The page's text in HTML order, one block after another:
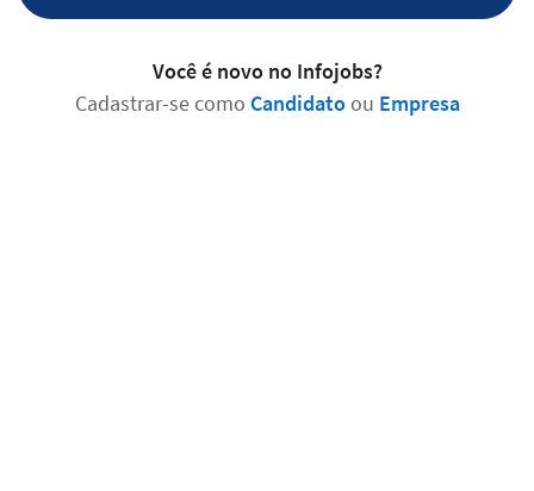
Você é novo no Infojobs?
Cadastrar-se como Candidatoou Empresa